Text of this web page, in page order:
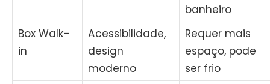
banheiro
Box Walk-
in
Acessibilidade,
design
moderno
Requer mais
espaço, pode
ser frio